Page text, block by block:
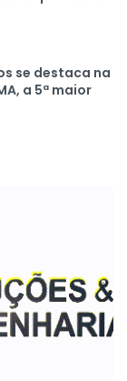
se destaca na
a 5ª maior